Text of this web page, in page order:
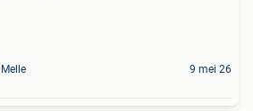
Melle 9 mei 26